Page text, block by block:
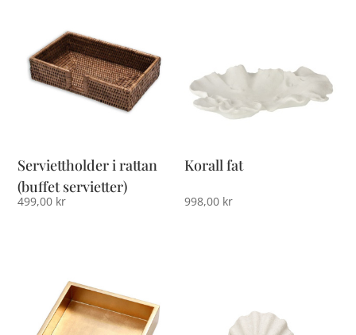
Serviettholder i rattan
(buffet servietter)
499,00 kr
Korall fat
998,00 kr